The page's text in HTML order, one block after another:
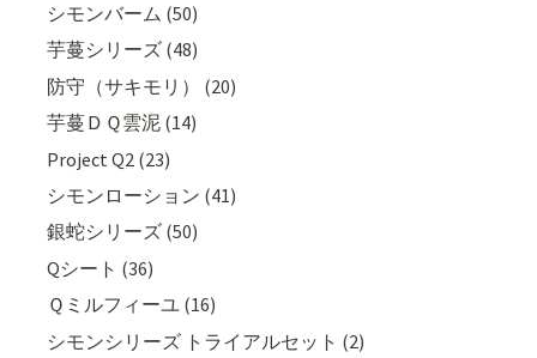
シモンバーム (50)
芋蔓シリーズ (48)
防守（サキモリ） (20)
芋蔓ＤＱ雲泥 (14)
Project Q2 (23)
シモンローション (41)
銀蛇シリーズ (50)
Qシート (36)
Ｑミルフィーユ (16)
シモンシリーズ トライアルセット (2)